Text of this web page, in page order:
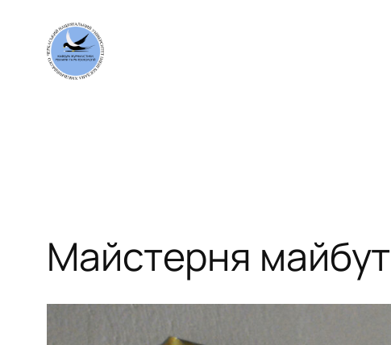
Перейти
вмісту
Майстерня